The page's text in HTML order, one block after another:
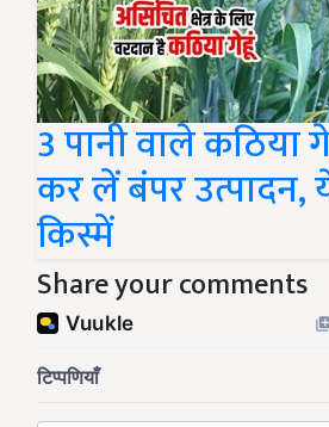
3 पानी वाले कठिया
कर लें बंपर उत्पादन,
किस्में
Share your comments